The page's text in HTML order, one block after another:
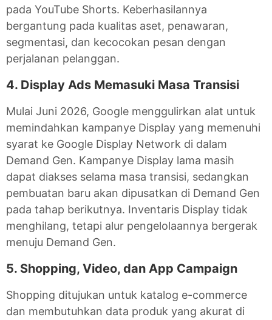
pada YouTube Shorts. Keberhasilannya
bergantung pada kualitas aset, penawaran,
segmentasi, dan kecocokan pesan dengan
perjalanan pelanggan.
4. Display Ads Memasuki Masa Transisi
Mulai Juni 2026, Google menggulirkan alat untuk
memindahkan kampanye Display yang memenuhi
syarat ke Google Display Network di dalam
Demand Gen. Kampanye Display lama masih
dapat diakses selama masa transisi, sedangkan
pembuatan baru akan dipusatkan di Demand Gen
pada tahap berikutnya. Inventaris Display tidak
menghilang, tetapi alur pengelolaannya bergerak
menuju Demand Gen.
5. Shopping, Video, dan App Campaign
Shopping ditujukan untuk katalog e-commerce
dan membutuhkan data produk yang akurat di